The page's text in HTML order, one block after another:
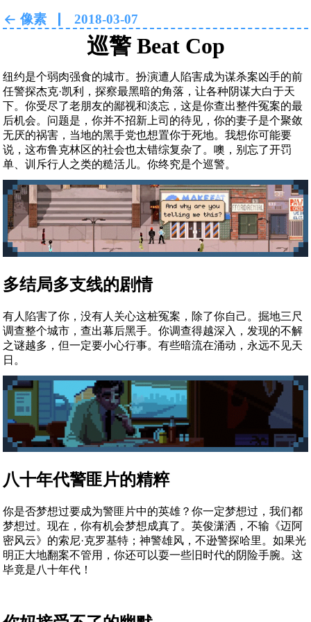
像素 2018-03-07
巡警 Beat Cop
纽约是个弱肉强食的城市。扮演遭人陷害成为谋杀案凶手的前
任警探杰克·凯利，探察最黑暗的角落，让各种阴谋大白于天
下。你受尽了老朋友的鄙视和淡忘，这是你查出整件冤案的最
后机会。问题是，你并不招新上司的待见，你的妻子是个聚敛
无厌的祸害，当地的黑手党也想置你于死地。我想你可能要
说，这布鲁克林区的社会也太错综复杂了。噢，别忘了开罚
单、训斥行人之类的糙活儿。你终究是个巡警。
多结局多支线的剧情
有人陷害了你，没有人关心这桩冤案，除了你自己。掘地三尺
调查整个城市，查出幕后黑手。你调查得越深入，发现的不解
之谜越多，但一定要小心行事。有些暗流在涌动，永远不见天
日。
八十年代警匪片的精粹
你是否梦想过要成为警匪片中的英雄？你一定梦想过，我们都
梦想过。现在，你有机会梦想成真了。英俊潇洒，不输《迈阿
密风云》的索尼·克罗基特；神警雄风，不逊警探哈里。如果光
明正大地翻案不管用，你还可以耍一些旧时代的阴险手腕。这
毕竟是八十年代！